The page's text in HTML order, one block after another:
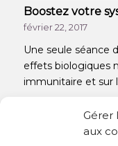
Gérer
aux
Boostez votre
février 22, 2017
Une seule séance
effets biologiques
immunitaire et sur